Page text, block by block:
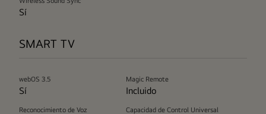
Sí
SMART TV
webOS 3.5
Sí
Magic Remote
Incluido
Reconocimiento de Voz Capacidad de Control Universal